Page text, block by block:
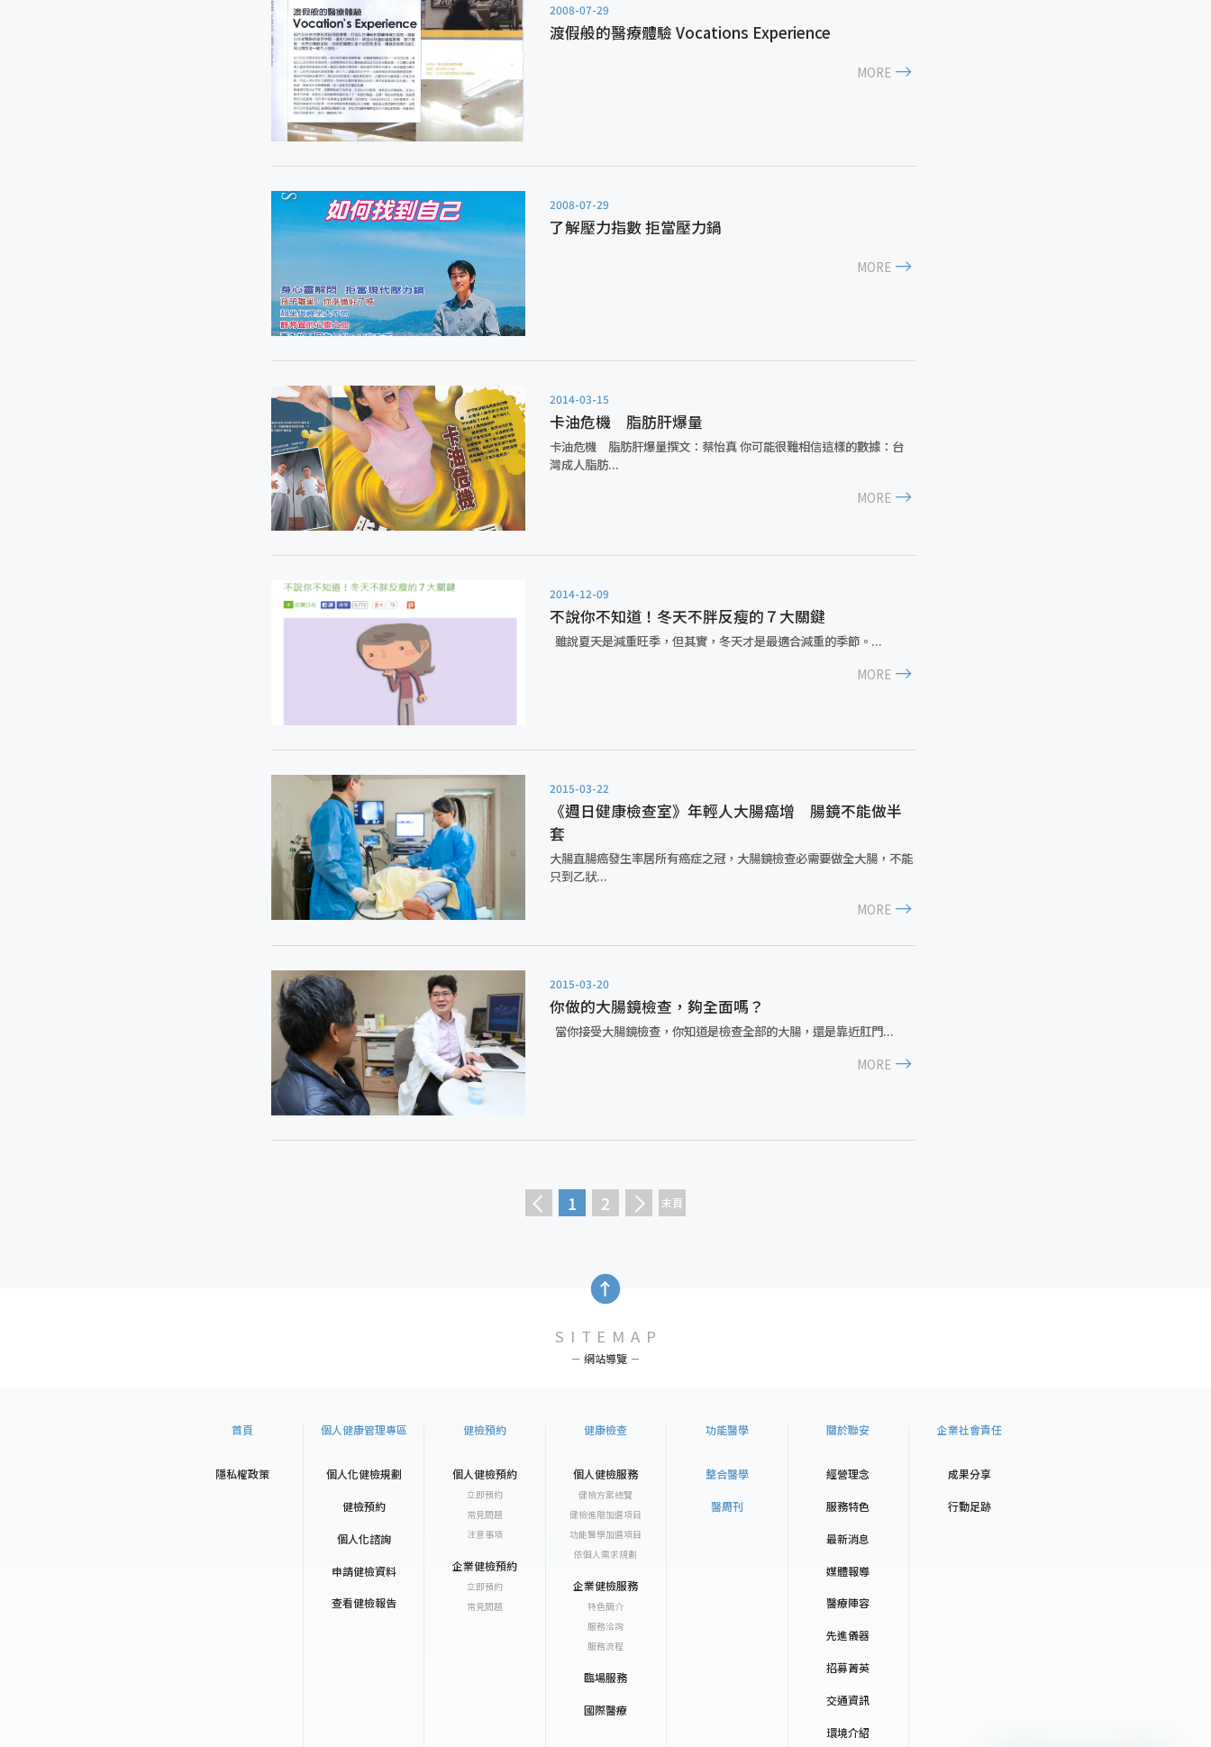
2008-07-29
渡假般的醫療體驗 Vocations Experience
MORE
2008-07-29
了解壓力指數 拒當壓力鍋
MORE
2014-03-15
卡油危機 脂肪肝爆量
卡油危機 脂肪肝爆量撰文：蔡怡真 你可能很難相信這樣的數據：台
灣成人脂肪...
MORE
2014-12-09
不說你不知道！冬天不胖反瘦的７大關鍵
雖說夏天是減重旺季，但其實，冬天才是最適合減重的季節。...
MORE
2015-03-22
《週日健康檢查室》年輕人大腸癌增 腸鏡不能做半
套
大腸直腸癌發生率居所有癌症之冠，大腸鏡檢查必需要做全大腸，不能
只到乙狀...
MORE
2015-03-20
你做的大腸鏡檢查，夠全面嗎？
當你接受大腸鏡檢查，你知道是檢查全部的大腸，還是靠近肛門...
MORE
1 2
SITEMAP
網站導覽
首頁
隱私權政策
個人健康管理專區
個人化健檢規劃
健檢預約
個人化諮詢
申請健檢資料
查看健檢報告
健檢預約
個人健檢預約
立即預約
常見問題
注意事項
企業健檢預約
立即預約
常見問題
健康檢查
個人健檢服務
健檢方案總覽
健檢進階加選項目
功能醫學加選項目
依個人需求規劃
企業健檢服務
特色簡介
服務洽詢
服務流程
臨場服務
國際醫療
功能醫學
整合醫學
醫周刊
關於聯安
經營理念
服務特色
最新消息
媒體報導
醫療陣容
先進儀器
招募菁英
交通資訊
環境介紹
企業社會責任
成果分享
行動足跡